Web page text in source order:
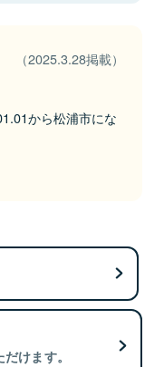
（2025.3.28掲載）
から松浦市にな
けます。